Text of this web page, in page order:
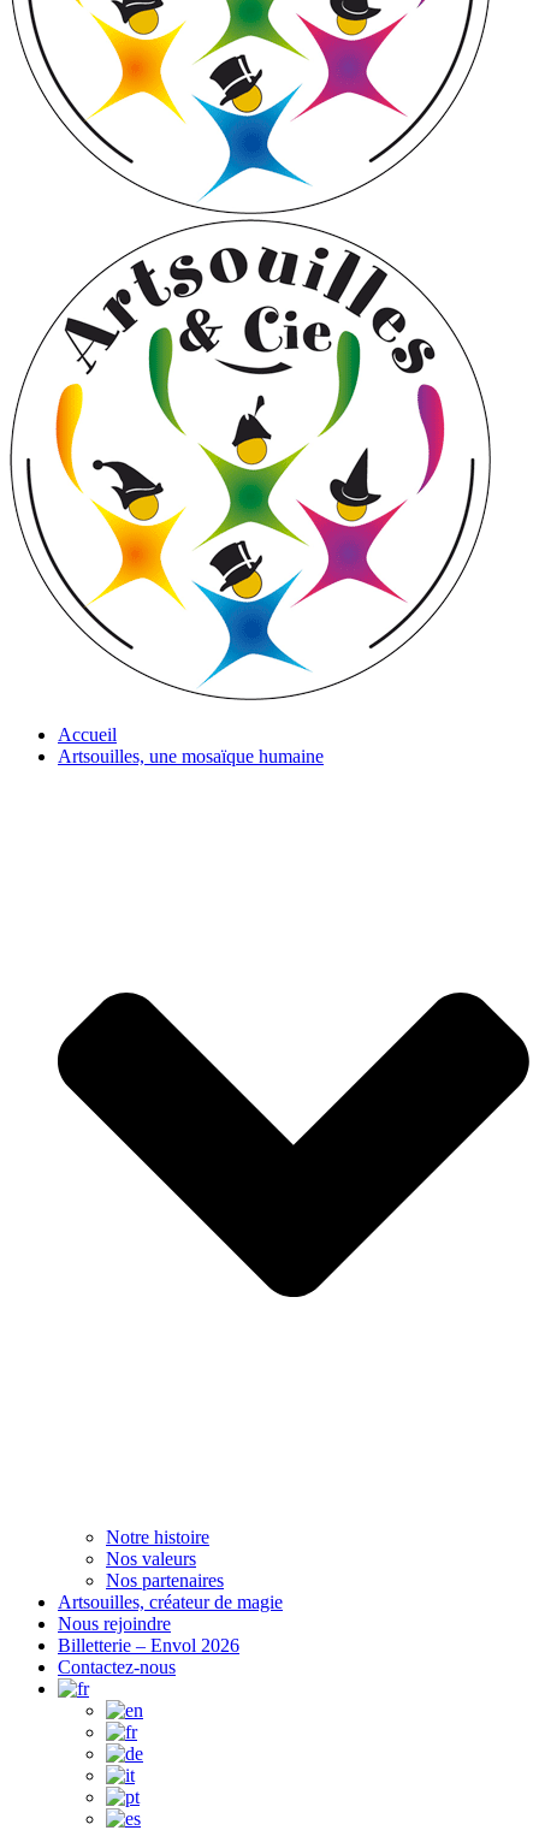
Accueil
Artsouilles, une mosaïque humaine
Notre histoire
Nos valeurs
Nos partenaires
Artsouilles, créateur de magie
Nous rejoindre
Billetterie – Envol 2026
Contactez-nous